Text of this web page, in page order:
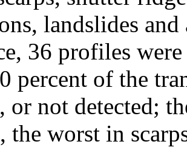
landslides
36 profiles
percent of the
or not detected;
the worst in